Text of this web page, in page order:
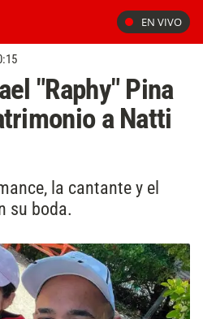
EN VIVO
"Raphy" Pina
a Natti
la cantante y el
su boda.